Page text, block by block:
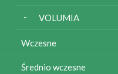
VOLUMIA
Wczesne
Średnio wczesne